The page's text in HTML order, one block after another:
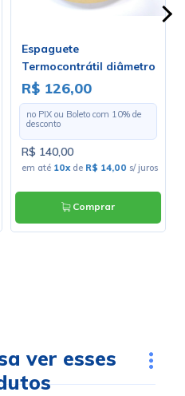
Espaguete
Termocontrátil diâmetro
de 3.2mm - Rolo Com 100
Metros
R$ 126,00
no PIX ou Boleto com 10% de
desconto
R$ 140,00
em até 10xde R$ 14,00 s/ juros
Comprar
ver esses